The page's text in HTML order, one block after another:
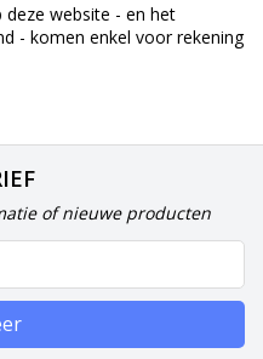
website - en het
- komen enkel voor rekening
of nieuwe producten